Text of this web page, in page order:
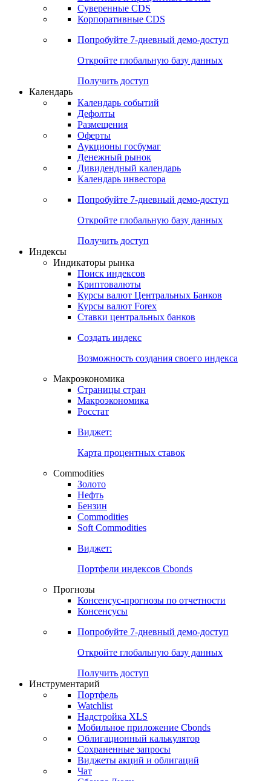
Получить доступ
Деривативы
Валютные и процентные свопы
Корпоративные CDS
Попробуйте7-дневный
Откройте глобальную базу данных
Получить доступ
Календарь
Календарь событий
Дефолты
Размещения
Оферты
Денежный рынок
Календарь инвестора
Попробуйте7-дневный
Откройте глобальную базу данных
Получить доступ
Индикаторы рынка
Поиск индексов
Курсы валют Центральных Банков
Ставки центральных банков
Создать индекс
Возможность создания своего индекса
Страницы стран
Росстат
Виджет:
Карта процентных ставок
Commodities
Золото
Бензин
Soft Commodities
Виджет:
Портфели индексов Cbonds
Прогнозы
Консенсусы
Попробуйте7-дневный
Откройте глобальную базу данных
Получить доступ
Инструментарий
Портфель
Watchlist
Надстройка XLS
Мобильное приложение Cbonds